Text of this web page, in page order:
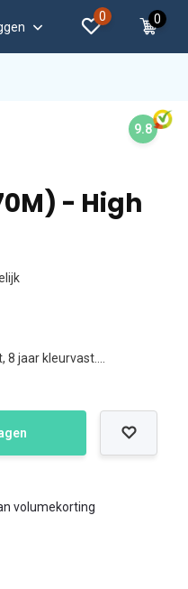
0 0
9.8
- High
8 jaar kleurvast....
volumekorting